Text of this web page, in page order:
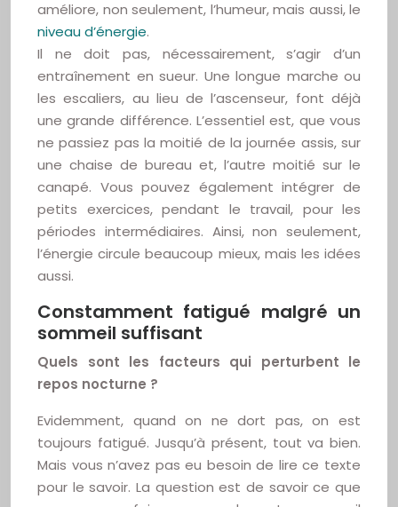
améliore, non seulement, l’humeur, mais aussi, le
niveau d’énergie.
Il ne doit pas, nécessairement, s’agir d’un
entraînement en sueur. Une longue marche ou
les escaliers, au lieu de l’ascenseur, font déjà
une grande différence. L’essentiel est, que vous
ne passiez pas la moitié de la journée assis, sur
une chaise de bureau et, l’autre moitié sur le
canapé. Vous pouvez également intégrer de
petits exercices, pendant le travail, pour les
périodes intermédiaires. Ainsi, non seulement,
l’énergie circule beaucoup mieux, mais les idées
aussi.
Constamment fatigué malgré un
sommeil suffisant
Quels sont les facteurs qui perturbent le
repos nocturne ?
Evidemment, quand on ne dort pas, on est
toujours fatigué. Jusqu’à présent, tout va bien.
Mais vous n’avez pas eu besoin de lire ce texte
pour le savoir. La question est de savoir ce que